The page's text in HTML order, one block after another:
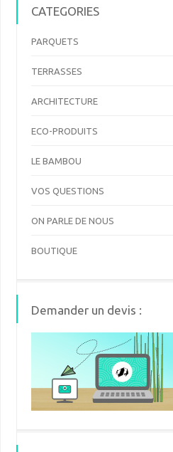
CATEGORIES
PARQUETS
TERRASSES
ARCHITECTURE
ECO-PRODUITS
LE BAMBOU
VOS QUESTIONS
ON PARLE DE NOUS
BOUTIQUE
Demander un devis :